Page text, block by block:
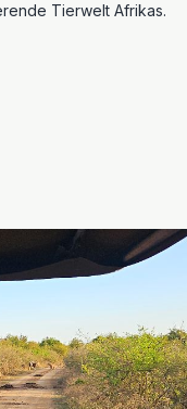
Tierwelt Afrikas.